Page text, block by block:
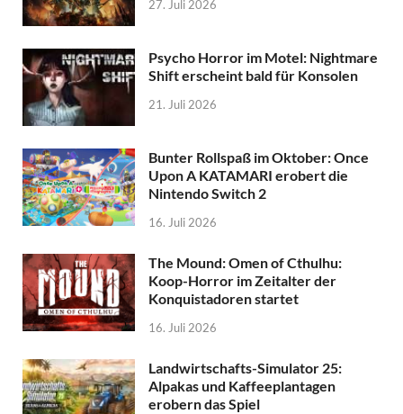
27. Juli 2026
Psycho Horror im Motel: Nightmare
Shift erscheint bald für Konsolen
21. Juli 2026
Bunter Rollspaß im Oktober: Once
Upon A KATAMARI erobert die
Nintendo Switch 2
16. Juli 2026
The Mound: Omen of Cthulhu:
Koop-Horror im Zeitalter der
Konquistadoren startet
16. Juli 2026
Landwirtschafts-Simulator 25:
Alpakas und Kaffeeplantagen
erobern das Spiel